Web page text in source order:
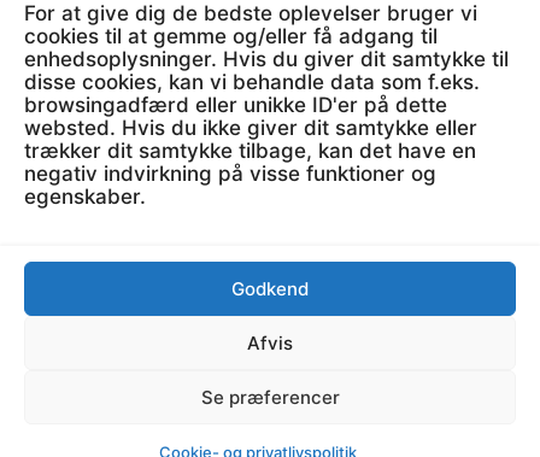
For at give dig de bedste oplevelser bruger vi
cookies til at gemme og/eller få adgang til
enhedsoplysninger. Hvis du giver dit samtykke til
disse cookies, kan vi behandle data som f.eks.
browsingadfærd eller unikke ID'er på dette
websted. Hvis du ikke giver dit samtykke eller
trækker dit samtykke tilbage, kan det have en
negativ indvirkning på visse funktioner og
egenskaber.
Godkend
Afvis
Se præferencer
Cookie- og privatlivspolitik
Vi har fokus på at forbedre din kondi, sundhed og
kost. Læs hvordan du kan forbedre din livsstil og få
en sundere dig. Du kan læse mereom os her, og du
kankontakte os her
Sundkrogsgade 5 2100 København Ø